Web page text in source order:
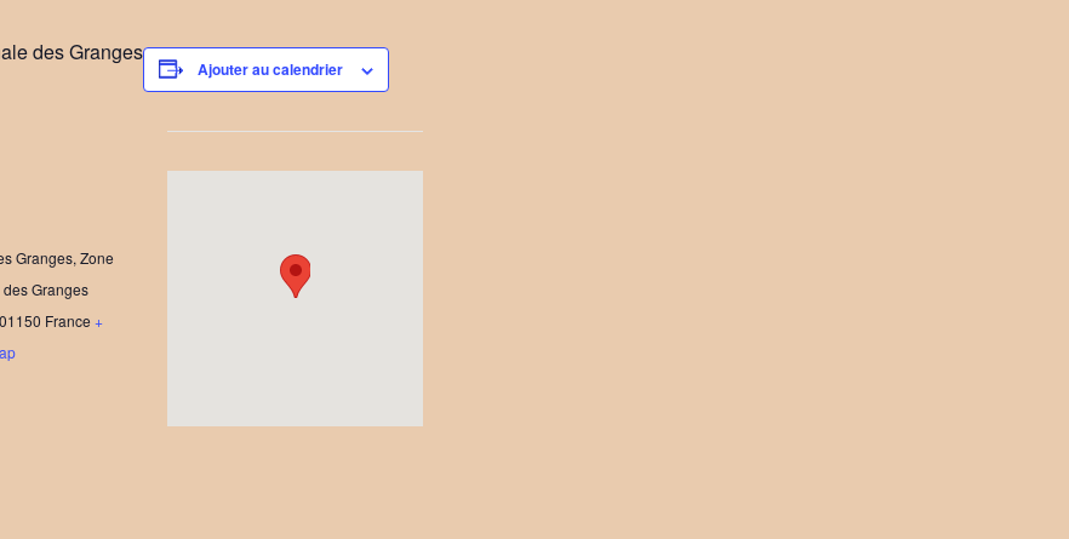
des Granges
Ajouter au calendrier
Granges, Zone
Granges
01150 France +